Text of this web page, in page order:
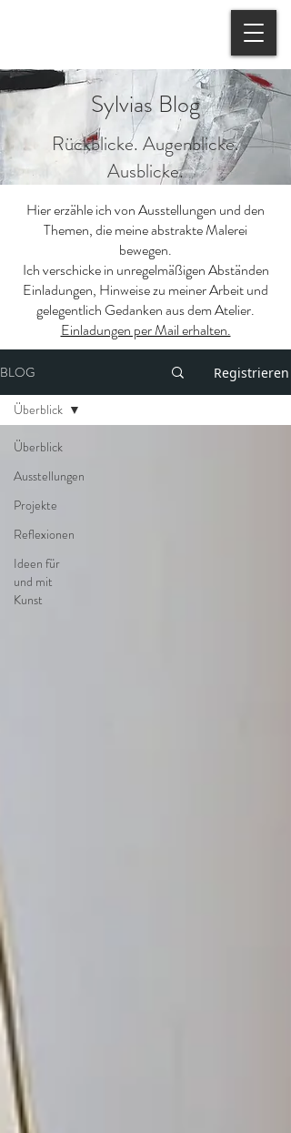
Sylvias Blog
Rückblicke. Augenblicke.
Ausblicke.
Hier erzähle ich von Ausstellungen und den
Themen, die meine abstrakte Malerei
bewegen.
Ich verschicke in unregelmäßigen Abständen
Einladungen, Hinweise zu meiner Arbeit und
gelegentlich Gedanken aus dem Atelier.
Einladungen per Mail erhalten.
BLOG Registrieren
Überblick
Ausstellungen
Projekte
Reflexionen
Ideen für
und mit
Kunst
Überblick